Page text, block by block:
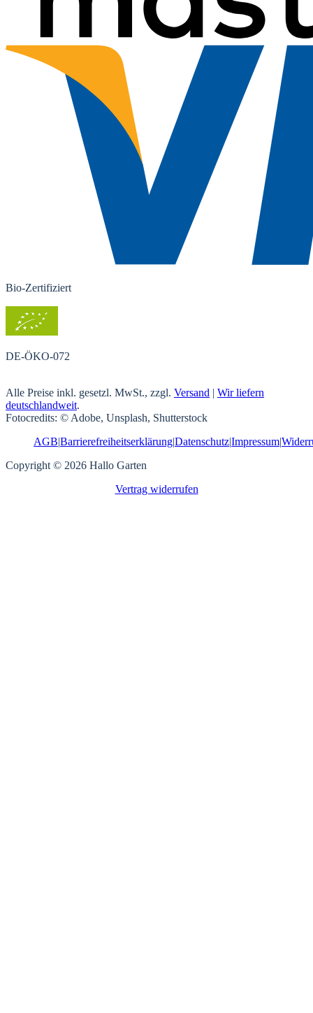
Bio-Zertifiziert
DE-ÖKO-072
Alle Preise inkl. gesetzl. MwSt., zzgl. Versand | Wir liefern
deutschlandweit.
Fotocredits: © Adobe, Unsplash, Shutterstock
AGB|Barrierefreiheitserklärung|Datenschutz|Impressum|
Copyright © 2026 Hallo Garten
Vertrag widerrufen